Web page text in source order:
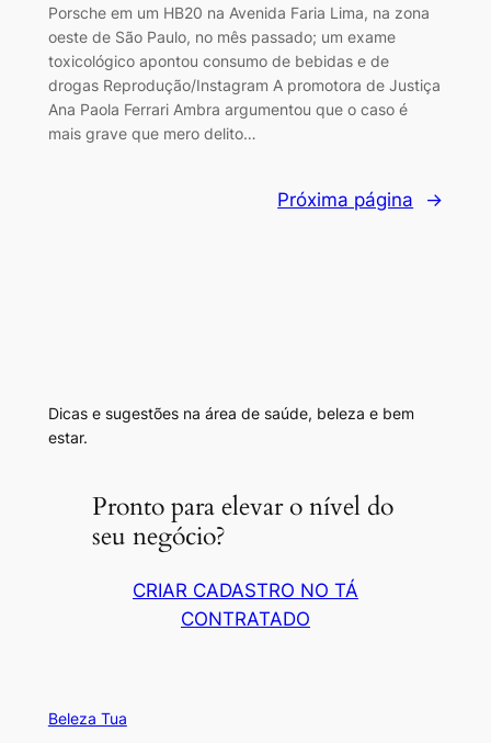
Porsche em um HB20 na Avenida Faria Lima, na zona
oeste de São Paulo, no mês passado; um exame
toxicológico apontou consumo de bebidas e de
drogas Reprodução/Instagram A promotora de Justiça
Ana Paola Ferrari Ambra argumentou que o caso é
mais grave que mero delito…
Próxima página →
Dicas e sugestões na área de saúde, beleza e bem
estar.
Pronto para elevar o nível do
seu negócio?
CRIAR CADASTRO NO TÁ
CONTRATADO
Beleza Tua